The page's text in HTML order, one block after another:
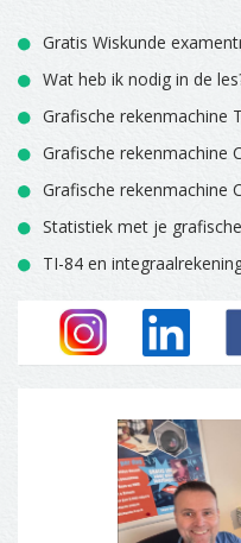
Gratis Wiskunde
Wat heb ik nodig in de
Grafische rekenmachine
Grafische rekenmachine
Grafische rekenmachine
Statistiek met je
TI-84 en